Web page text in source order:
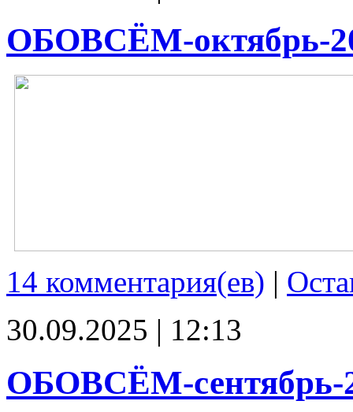
ОБОВСЁМ-октябрь-
14 комментария(ев) |
30.09.2025 | 12:13
ОБОВСЁМ-сентябрь-